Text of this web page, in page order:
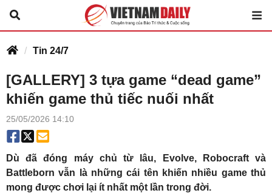
Tin 24/7
[GALLERY] 3 tựa game “dead game”
khiến game thủ tiếc nuối nhất
25/05/2026 14:10
Dù đã đóng máy chủ từ lâu, Evolve, Robocraft và
Battleborn vẫn là những cái tên khiến nhiều game thủ
mong được chơi lại ít nhất một lần trong đời.